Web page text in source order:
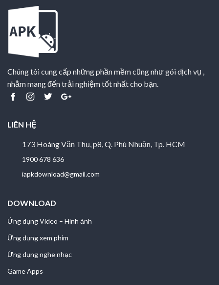
Chúng tôi cung cấp những phần mềm cũng như gói dịch vụ ,
nhằm mang đến trải nghiệm tốt nhất cho bạn.
LIÊN HỆ
173 Hoàng Văn Thụ, p8, Q. Phú Nhuận, Tp. HCM
1900 678 636
iapkdownload@gmail.com
DOWNLOAD
Ứng dụng Video – Hình ảnh
Ứng dụng xem phim
Ứng dụng nghe nhạc
Game Apps